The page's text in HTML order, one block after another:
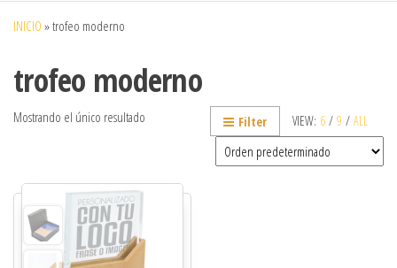
INICIO »trofeo moderno
trofeo moderno
VIEW: 6 / 9 / ALL
Filter
Mostrando el único resultado